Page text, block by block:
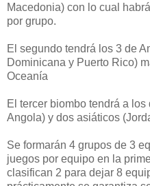
Macedonia) con lo cual
por grupo.
El segundo tendrá los 3 de
Dominicana y Puerto Rico)
Oceanía
El tercer biombo tendrá a
Angola) y dos asiáticos
Se formarán 4 grupos de 3
juegos por equipo en la
clasifican 2 para dejar 8